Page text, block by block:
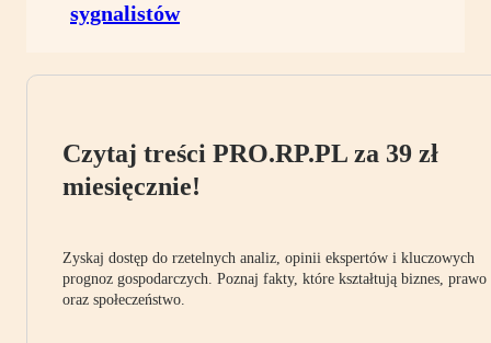
sygnalistów
Czytaj treści PRO.RP.PL za 39 zł
miesięcznie!
Zyskaj dostęp do rzetelnych analiz, opinii ekspertów i kluczowych
prognoz gospodarczych. Poznaj fakty, które kształtują biznes, prawo
oraz społeczeństwo.